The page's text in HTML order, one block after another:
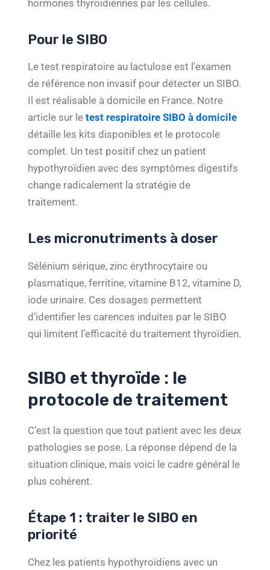
hormones thyroïdiennes par les cellules.
Pour le SIBO
Le test respiratoire au lactulose est l’examen
de référence non invasif pour détecter un SIBO.
Il est réalisable à domicile en France. Notre
article sur letest respiratoire SIBO à domicile
détaille les kits disponibles et le protocole
complet. Un test positif chez un patient
hypothyroïdien avec des symptômes digestifs
change radicalement la stratégie de
traitement.
Les micronutriments à doser
Sélénium sérique, zinc érythrocytaire ou
plasmatique, ferritine, vitamine B12, vitamine D,
iode urinaire. Ces dosages permettent
d’identifier les carences induites par le SIBO
qui limitent l’efficacité du traitement thyroïdien.
SIBO et thyroïde : le
protocole de traitement
C’est la question que tout patient avec les deux
pathologies se pose. La réponse dépend de la
situation clinique, mais voici le cadre général le
plus cohérent.
Étape 1 : traiter le SIBO en
priorité
Chez les patients hypothyroïdiens avec un